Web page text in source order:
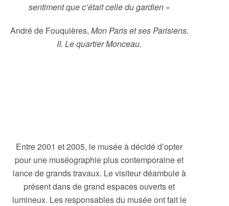
sentiment que c’était celle du gardien»
André de Fouquières, Mon Paris et ses Parisiens.
II. Le quartier Monceau.
Entre 2001 et 2005, le musée à décidé d’opter
pour une muséographie plus contemporaine et
lance de grands travaux. Le visiteur déambule à
présent dans de grand espaces ouverts et
lumineux. Les responsables du musée ont fait le